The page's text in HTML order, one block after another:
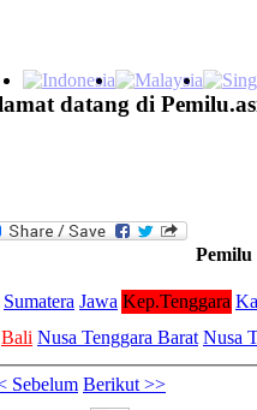
datang di
Pemilu
Sumatera Jawa Kep.Tenggara
Bali Nusa Tenggara Barat Nusa
Sebelum Berikut >>